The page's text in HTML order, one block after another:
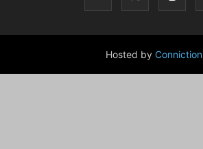
Hosted by Conniction